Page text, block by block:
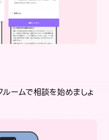
ルームで相談を始めましょ